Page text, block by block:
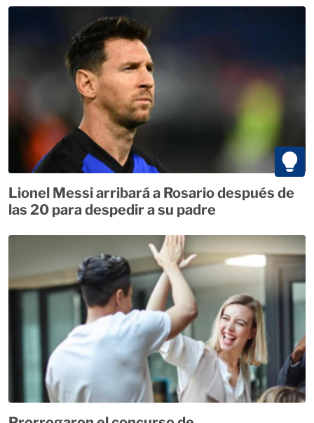
Lionel Messi arribará a Rosario después de
las 20 para despedir a su padre